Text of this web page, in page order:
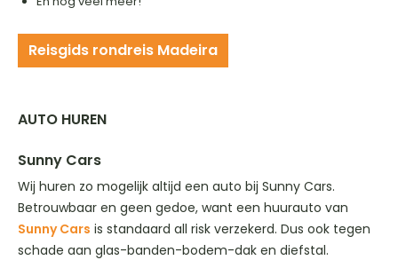
Reisgids rondreis Madeira
AUTO HUREN
Sunny Cars
Wij huren zo mogelijk altijd een auto bij Sunny Cars.
Betrouwbaar en geen gedoe, want een huurauto van
Sunny Cars is standaard all risk verzekerd. Dus ook tegen
schade aan glas-banden-bodem-dak en diefstal.